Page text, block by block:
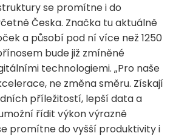
se promítne i do
Česka. Značka tu aktuálně
a působí pod ní více než 1250
bude již zmíněné
technologiemi. „Pro naše
ne změna směru. Získají
příležitostí, lepší data a
řídit výkon výrazně
promítne do vyšší produktivity i